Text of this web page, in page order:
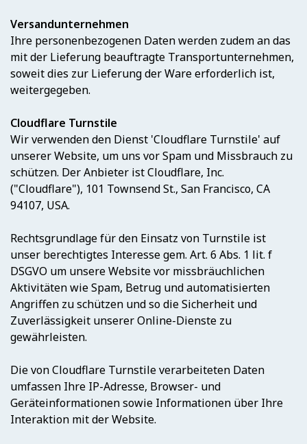
Versandunternehmen
Ihre personenbezogenen Daten werden zudem an das
mit der Lieferung beauftragte Transportunternehmen,
soweit dies zur Lieferung der Ware erforderlich ist,
weitergegeben.
Cloudflare Turnstile
Wir verwenden den Dienst 'Cloudflare Turnstile' auf
unserer Website, um uns vor Spam und Missbrauch zu
schützen. Der Anbieter ist Cloudflare, Inc.
("Cloudflare"), 101 Townsend St., San Francisco, CA
94107, USA.
Rechtsgrundlage für den Einsatz von Turnstile ist
unser berechtigtes Interesse gem. Art. 6 Abs. 1 lit. f
DSGVO um unsere Website vor missbräuchlichen
Aktivitäten wie Spam, Betrug und automatisierten
Angriffen zu schützen und so die Sicherheit und
Zuverlässigkeit unserer Online-Dienste zu
gewährleisten.
Die von Cloudflare Turnstile verarbeiteten Daten
umfassen Ihre IP-Adresse, Browser- und
Geräteinformationen sowie Informationen über Ihre
Interaktion mit der Website.